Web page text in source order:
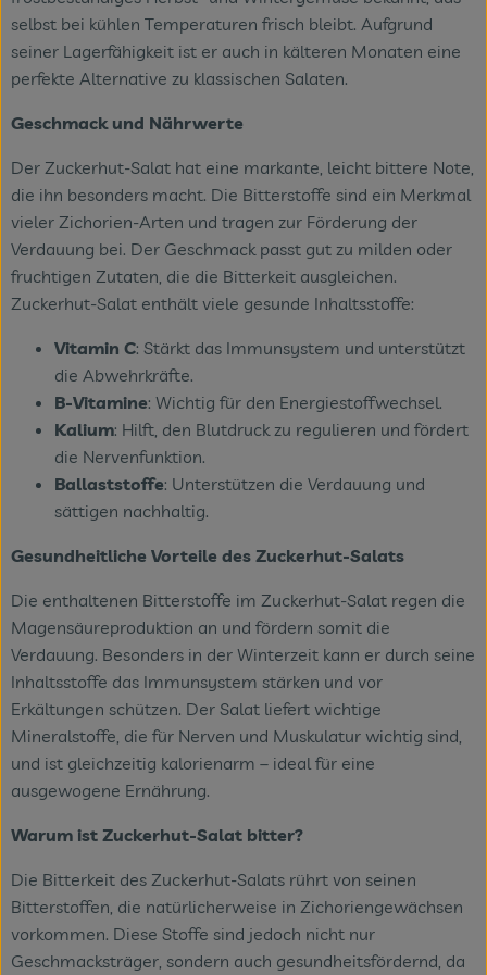
selbst bei kühlen Temperaturen frisch bleibt. Aufgrund
seiner Lagerfähigkeit ist er auch in kälteren Monaten eine
perfekte Alternative zu klassischen Salaten.
Geschmack und Nährwerte
Der Zuckerhut-Salat hat eine markante, leicht bittere Note,
die ihn besonders macht. Die Bitterstoffe sind ein Merkmal
vieler Zichorien-Arten und tragen zur Förderung der
Verdauung bei. Der Geschmack passt gut zu milden oder
fruchtigen Zutaten, die die Bitterkeit ausgleichen.
Zuckerhut-Salat enthält viele gesunde Inhaltsstoffe:
Vitamin C: Stärkt das Immunsystem und unterstützt
die Abwehrkräfte.
B-Vitamine: Wichtig für den Energiestoffwechsel.
Kalium: Hilft, den Blutdruck zu regulieren und fördert
die Nervenfunktion.
Ballaststoffe: Unterstützen die Verdauung und
sättigen nachhaltig.
Gesundheitliche Vorteile des Zuckerhut-Salats
Die enthaltenen Bitterstoffe im Zuckerhut-Salat regen die
Magensäureproduktion an und fördern somit die
Verdauung. Besonders in der Winterzeit kann er durch seine
Inhaltsstoffe das Immunsystem stärken und vor
Erkältungen schützen. Der Salat liefert wichtige
Mineralstoffe, die für Nerven und Muskulatur wichtig sind,
und ist gleichzeitig kalorienarm – ideal für eine
ausgewogene Ernährung.
Warum ist Zuckerhut-Salat bitter?
Die Bitterkeit des Zuckerhut-Salats rührt von seinen
Bitterstoffen, die natürlicherweise in Zichoriengewächsen
vorkommen. Diese Stoffe sind jedoch nicht nur
Geschmacksträger, sondern auch gesundheitsfördernd, da